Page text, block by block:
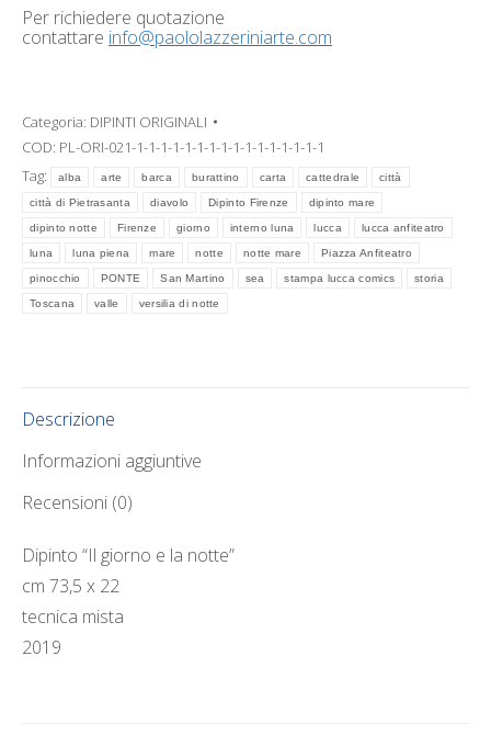
Per richiedere quotazione
contattare info@paololazzeriniarte.com
Categoria: DIPINTI ORIGINALI
COD: PL-ORI-021-1-1-1-1-1-1-1-1-1-1-1-1-1-1-1-1
Tag:
alba arte barca burattino carta cattedrale città
città di Pietrasanta diavolo Dipinto Firenze dipinto mare
dipinto notte Firenze giorno interno luna lucca lucca anfiteatro
luna luna piena mare notte notte mare Piazza Anfiteatro
pinocchio PONTE San Martino sea stampa lucca comics storia
Toscana valle versilia di notte
Descrizione
Informazioni aggiuntive
Recensioni (0)
Dipinto “Il giorno e la notte”
cm 73,5 x 22
tecnica mista
2019